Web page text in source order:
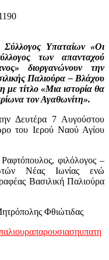
Σύλλογος Υπαταίων «Οι
των απανταχού
διοργανώνουν την
Παλιούρα – Βλάχου
με τίτλο «Μια ιστορία θα
τον Αγαθωνίτη».
Δευτέρα 7 Αυγούστου
του Ιερού Ναού Αγίου
φιλόλογος –
Νέας Ιωνίας ενώ
Βασιλική Παλιούρα
Φθιώτιδας
παρουσιασηυπατη